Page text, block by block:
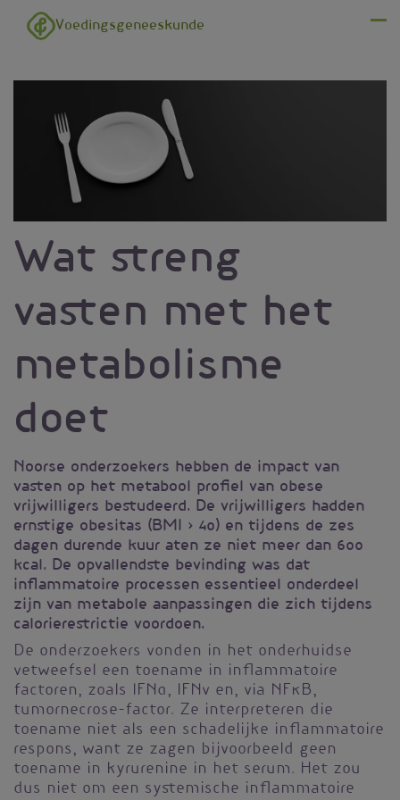
Overslaan en naar de inhoud gaan
Voedingsgeneeskunde
Wat streng
vasten met het
metabolisme
doet
Noorse onderzoekers hebben de impact van
vasten op het metabool profiel van obese
vrijwilligers bestudeerd. De vrijwilligers hadden
ernstige obesitas (BMI > 40) en tijdens de zes
dagen durende kuur aten ze niet meer dan 600
kcal. De opvallendste bevinding was dat
inflammatoire processen essentieel onderdeel
zijn van metabole aanpassingen die zich tijdens
calorierestrictie voordoen.
De onderzoekers vonden in het onderhuidse
vetweefsel een toename in inflammatoire
factoren, zoals IFNα, IFNγ en, via NFκB,
tumornecrose-factor. Ze interpreteren die
toename niet als een schadelijke inflammatoire
respons, want ze zagen bijvoorbeeld geen
toename in kyrurenine in het serum. Het zou
dus niet om een systemische inflammatoire